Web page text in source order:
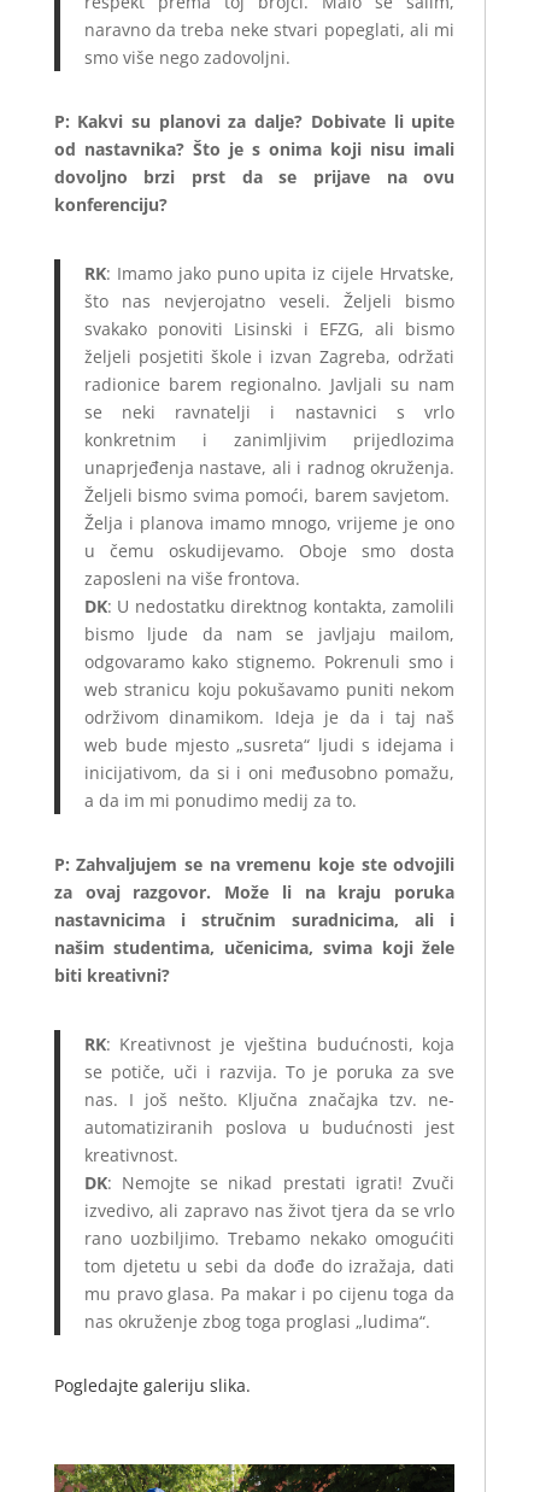
naravno da treba neke stvari popeglati, ali mi
smo više nego zadovoljni.
P: Kakvi su planovi za dalje? Dobivate li upite
od nastavnika? Što je s onima koji nisu imali
dovoljno brzi prst da se prijave na ovu
konferenciju?
RK: Imamo jako puno upita iz cijele Hrvatske,
što nas nevjerojatno veseli. Željeli bismo
svakako ponoviti Lisinski i EFZG, ali bismo
željeli posjetiti škole i izvan Zagreba, održati
radionice barem regionalno. Javljali su nam
se neki ravnatelji i nastavnici s vrlo
konkretnim i zanimljivim prijedlozima
unaprjeđenja nastave, ali i radnog okruženja.
Željeli bismo svima pomoći, barem savjetom.
Želja i planova imamo mnogo, vrijeme je ono
u čemu oskudijevamo. Oboje smo dosta
zaposleni na više frontova.
DK: U nedostatku direktnog kontakta, zamolili
bismo ljude da nam se javljaju mailom,
odgovaramo kako stignemo. Pokrenuli smo i
web stranicu koju pokušavamo puniti nekom
održivom dinamikom. Ideja je da i taj naš
web bude mjesto „susreta“ ljudi s idejama i
inicijativom, da si i oni međusobno pomažu,
a da im mi ponudimo medij za to.
P: Zahvaljujem se na vremenu koje ste odvojili
za ovaj razgovor. Može li na kraju poruka
nastavnicima i stručnim suradnicima, ali i
našim studentima, učenicima, svima koji žele
biti kreativni?
RK: Kreativnost je vještina budućnosti, koja
se potiče, uči i razvija. To je poruka za sve
nas. I još nešto. Ključna značajka tzv. ne-
automatiziranih poslova u budućnosti jest
kreativnost.
DK: Nemojte se nikad prestati igrati! Zvuči
izvedivo, ali zapravo nas život tjera da se vrlo
rano uozbiljimo. Trebamo nekako omogućiti
tom djetetu u sebi da dođe do izražaja, dati
mu pravo glasa. Pa makar i po cijenu toga da
nas okruženje zbog toga proglasi „ludima“.
Pogledajte galeriju slika.